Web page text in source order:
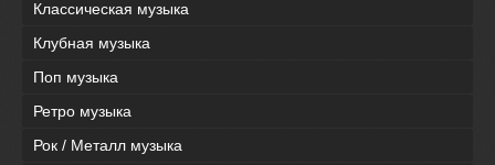
Классическая музыка
Клубная музыка
Поп музыка
Ретро музыка
Рок / Металл музыка